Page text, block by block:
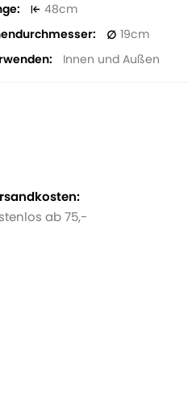
48
19
Innen und Außen
ab 75,-